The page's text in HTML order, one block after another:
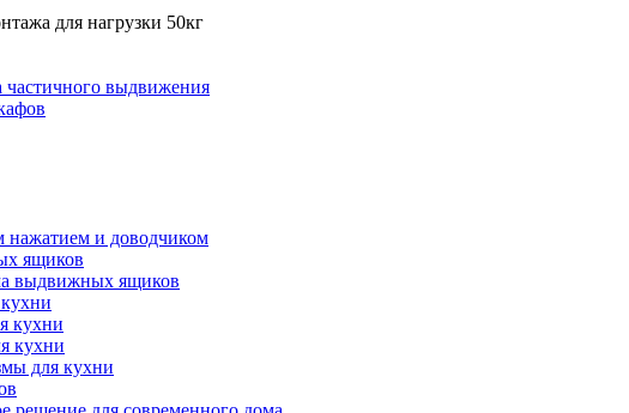
для нагрузки 50кг
выдвижения
нажатием и доводчиком
ящиков
выдвижных ящиков
кухни
кухни
для кухни